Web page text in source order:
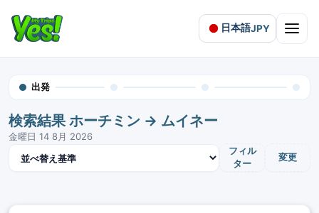
日本語JPY Open
出発
検索結果 ホーチミン → ムイネー
金曜日 14 8月 2026
フィル
ター
変更
結果を並べ替え